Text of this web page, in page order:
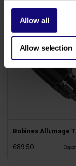
Allow all
Allow selection
Bobines Allumage
€89,50